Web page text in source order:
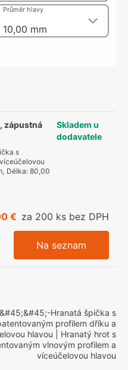
10,00 mm
Průměr hlavy
zápustná
s
, Délka: 80,00
Skladem u
dodavatele
€ za 200 ks bez DPH
Na seznam
&#45;&#45;-Hranatá špička s
profilem dříku a
hlavou | Hranatý hrot s
vlnovým profilem a
víceúčelovou hlavou